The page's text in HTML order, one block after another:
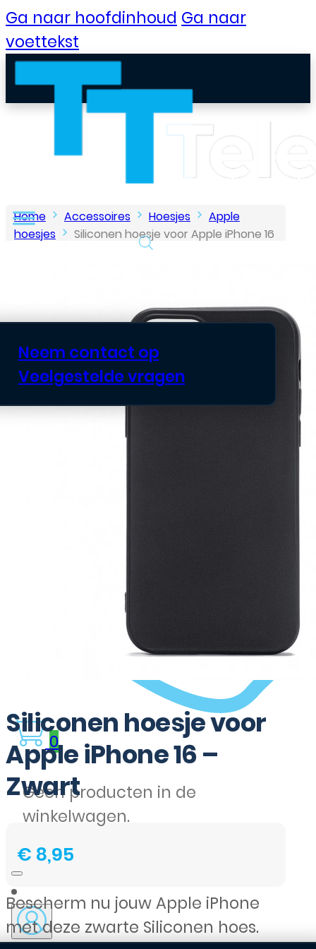
Ga naar hoofdinhoud Ga naar
voettekst
Neem contact op
Veelgestelde vragen
0
Geen producten in de
winkelwagen.
Home Accessoires Hoesjes
Apple
hoesjes
Siliconen hoesje voor Apple iPhone 16
Siliconen hoesje voor
Apple iPhone 16 –
Zwart
€ 8,95
Bescherm nu jouw Apple iPhone
met deze zwarte Siliconen hoes.